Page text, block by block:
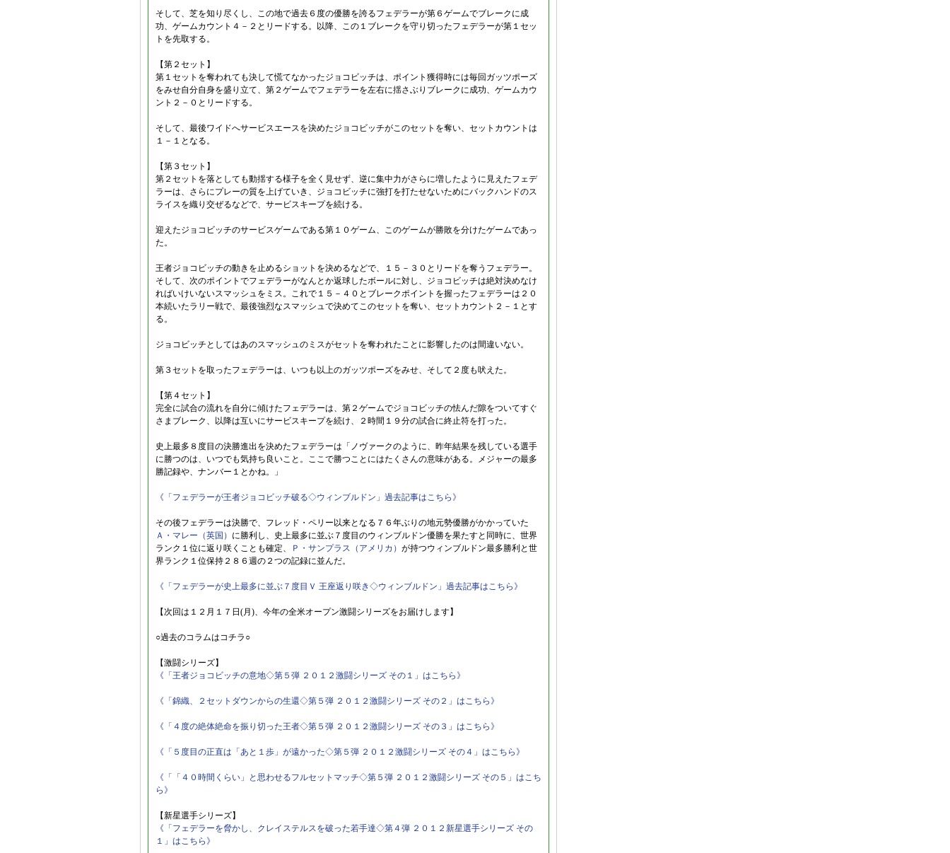
そして、芝を知り尽くし、この地で過去６度の優勝を誇るフェデラーが第６ゲームでブレークに成
功、ゲームカウント４－２とリードする。以降、この１ブレークを守り切ったフェデラーが第１セッ
トを先取する。
【第２セット】
第１セットを奪われても決して慌てなかったジョコビッチは、ポイント獲得時には毎回ガッツポーズ
をみせ自分自身を盛り立て、第２ゲームでフェデラーを左右に揺さぶりブレークに成功、ゲームカウ
ント２－０とリードする。
そして、最後ワイドへサービスエースを決めたジョコビッチがこのセットを奪い、セットカウントは
１－１となる。
【第３セット】
第２セットを落としても動揺する様子を全く見せず、逆に集中力がさらに増したように見えたフェデ
ラーは、さらにプレーの質を上げていき、ジョコビッチに強打を打たせないためにバックハンドのス
ライスを織り交ぜるなどで、サービスキープを続ける。
迎えたジョコビッチのサービスゲームである第１０ゲーム、このゲームが勝敗を分けたゲームであっ
た。
王者ジョコビッチの動きを止めるショットを決めるなどで、１５－３０とリードを奪うフェデラー。
そして、次のポイントでフェデラーがなんとか返球したボールに対し、ジョコビッチは絶対決めなけ
ればいけいないスマッシュをミス。これで１５－４０とブレークポイントを握ったフェデラーは２０
本続いたラリー戦で、最後強烈なスマッシュで決めてこのセットを奪い、セットカウント２－１とす
る。
ジョコビッチとしてはあのスマッシュのミスがセットを奪われたことに影響したのは間違いない。
第３セットを取ったフェデラーは、いつも以上のガッツポーズをみせ、そして２度も吠えた。
【第４セット】
完全に試合の流れを自分に傾けたフェデラーは、第２ゲームでジョコビッチの怯んだ隙をついてすぐ
さまブレーク、以降は互いにサービスキープを続け、２時間１９分の試合に終止符を打った。
史上最多８度目の決勝進出を決めたフェデラーは「ノヴァークのように、昨年結果を残している選手
に勝つのは、いつでも気持ち良いこと。ここで勝つことにはたくさんの意味がある。メジャーの最多
勝記録や、ナンバー１とかね。」
《「フェデラーが王者ジョコビッチ破る◇ウィンブルドン」過去記事はこちら》
その後フェデラーは決勝で、フレッド・ペリー以来となる７６年ぶりの地元勢優勝がかかっていた
Ａ・マレー（英国） に勝利し、史上最多に並ぶ７度目のウィンブルドン優勝を果たすと同時に、世界
ランク１位に返り咲くことも確定、
Ｐ・サンプラス（アメリカ） が持つウィンブルドン最多勝利と世
界ランク１位保持２８６週の２つの記録に並んだ。
《「フェデラーが史上最多に並ぶ７度目Ｖ 王座返り咲き◇ウィンブルドン」過去記事はこちら》
【次回は１２月１７日(月)、今年の全米オープン激闘シリーズをお届けします】
○過去のコラムはコチラ○
【激闘シリーズ】
《「王者ジョコビッチの意地◇第５弾 ２０１２激闘シリーズ その１」はこちら》
《「錦織、２セットダウンからの生還◇第５弾 ２０１２激闘シリーズ その２」はこちら》
《「４度の絶体絶命を振り切った王者◇第５弾 ２０１２激闘シリーズ その３」はこちら》
《「５度目の正直は「あと１歩」が遠かった◇第５弾 ２０１２激闘シリーズ その４」はこちら》
《「「４０時間くらい」と思わせるフルセットマッチ◇第５弾 ２０１２激闘シリーズ その５」はこち
ら》
【新星選手シリーズ】
《「フェデラーを脅かし、クレイステルスを破った若手達◇第４弾 ２０１２新星選手シリーズ その
１」はこちら》